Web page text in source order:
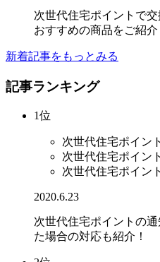
次世代住宅ポイントで
おすすめの商品をご紹介
新着記事をもっとみる
記事ランキング
1位
次世代住宅ポイン
次世代住宅ポイン
次世代住宅ポイ
2020.6.23
次世代住宅ポイントの
た場合の対応も紹介！